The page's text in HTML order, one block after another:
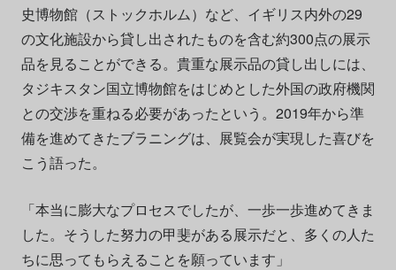
史博物館（ストックホルム）など、イギリス内外の29
の文化施設から貸し出されたものを含む約300点の展示
品を見ることができる。貴重な展示品の貸し出しには、
タジキスタン国立博物館をはじめとした外国の政府機関
との交渉を重ねる必要があったという。2019年から準
備を進めてきたブラニングは、展覧会が実現した喜びを
こう語った。
「本当に膨大なプロセスでしたが、一歩一歩進めてきま
した。そうした努力の甲斐がある展示だと、多くの人た
ちに思ってもらえることを願っています」